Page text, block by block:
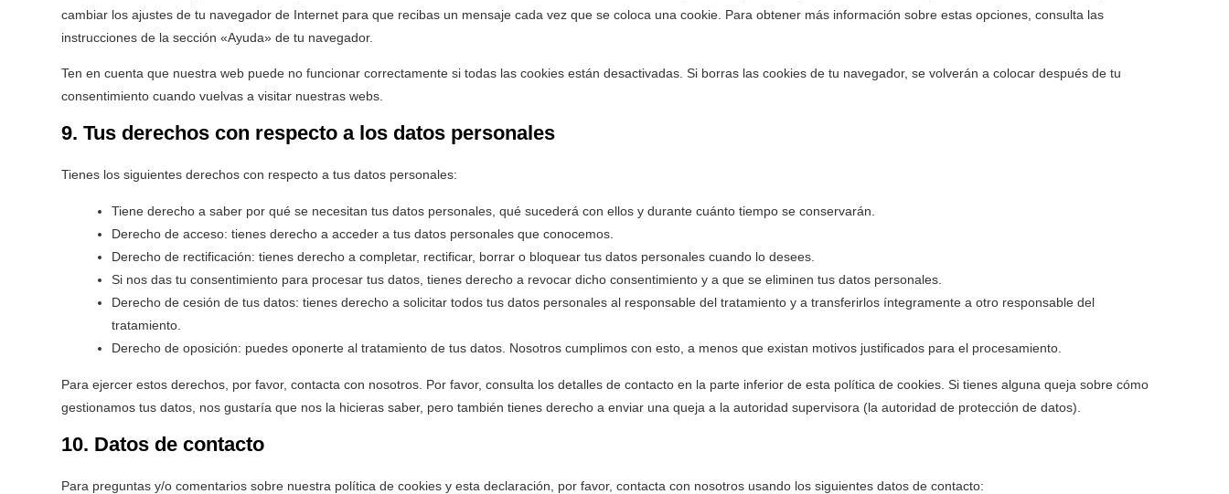
cambiar los ajustes de tu navegador de Internet para que recibas un mensaje cada vez que se coloca una cookie. Para obtener más información sobre estas opciones, consulta las
instrucciones de la sección «Ayuda» de tu navegador.
Ten en cuenta que nuestra web puede no funcionar correctamente si todas las cookies están desactivadas. Si borras las cookies de tu navegador, se volverán a colocar después de tu
consentimiento cuando vuelvas a visitar nuestras webs.
9. Tus derechos con respecto a los datos personales
Tienes los siguientes derechos con respecto a tus datos personales:
Tiene derecho a saber por qué se necesitan tus datos personales, qué sucederá con ellos y durante cuánto tiempo se conservarán.
Derecho de acceso: tienes derecho a acceder a tus datos personales que conocemos.
Derecho de rectificación: tienes derecho a completar, rectificar, borrar o bloquear tus datos personales cuando lo desees.
Si nos das tu consentimiento para procesar tus datos, tienes derecho a revocar dicho consentimiento y a que se eliminen tus datos personales.
Derecho de cesión de tus datos: tienes derecho a solicitar todos tus datos personales al responsable del tratamiento y a transferirlos íntegramente a otro responsable del
tratamiento.
Derecho de oposición: puedes oponerte al tratamiento de tus datos. Nosotros cumplimos con esto, a menos que existan motivos justificados para el procesamiento.
Para ejercer estos derechos, por favor, contacta con nosotros. Por favor, consulta los detalles de contacto en la parte inferior de esta política de cookies. Si tienes alguna queja sobre cómo
gestionamos tus datos, nos gustaría que nos la hicieras saber, pero también tienes derecho a enviar una queja a la autoridad supervisora (la autoridad de protección de datos).
10. Datos de contacto
Para preguntas y/o comentarios sobre nuestra política de cookies y esta declaración, por favor, contacta con nosotros usando los siguientes datos de contacto: